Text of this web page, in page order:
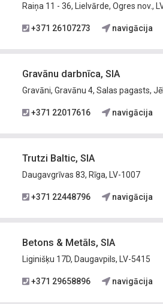
Raiņa 11 - 36, Lielvārde, Ogres nov.,
+371 26107273 navigācija
Gravānu darbnīca, SIA
Gravāni, Gravānu 4, Salas pagasts,
+371 22017616 navigācija
Trutzi Baltic, SIA
Daugavgrīvas 83, Rīga, LV-1007
+371 22448796 navigācija
Betons & Metāls, SIA
Liginišķu 17D, Daugavpils, LV-5415
+371 29658896 navigācija